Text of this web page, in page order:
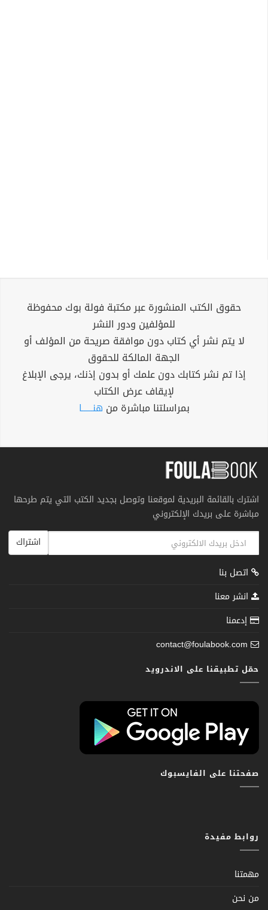
حقوق الكتب المنشورة عبر مكتبة فولة بوك محفوظة
للمؤلفين ودور النشر
لا يتم نشر أي كتاب دون موافقة صريحة من المؤلف أو
الجهة المالكة للحقوق
إذا تم نشر كتابك دون علمك أو بدون إذنك، يرجى الإبلاغ
لإيقاف عرض الكتاب
بمراسلتنا مباشرة من هنــــــا
اشترك بالقائمة البريدية لموقعنا وتوصل بجديد الكتب التي يتم طرحها
مباشرة على بريدك الإلكتروني
اشتراك
اتصل بنا
انشر معنا
إدعمنا
contact@foulabook.com
حمّل تطبيقنا على الاندرويد
صفحتنا على الفايسبوك
روابط مفيدة
مهمتنا
من نحن